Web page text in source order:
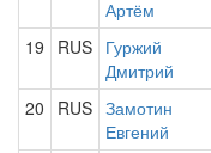
Артём
19 RUS Гуржий
Дмитрий
20 RUS Замотин
Евгений